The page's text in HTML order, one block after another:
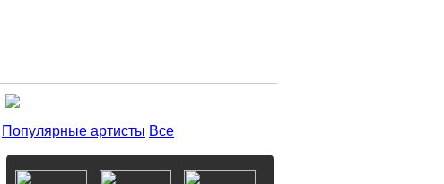
Популярные артисты Все